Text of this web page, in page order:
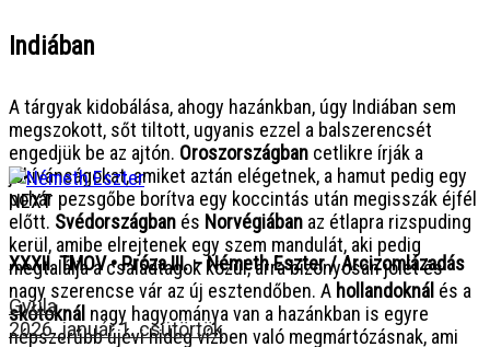
Indiában
A tárgyak kidobálása, ahogy hazánkban, úgy Indiában sem
megszokott, sőt tiltott, ugyanis ezzel a balszerencsét
engedjük be az ajtón. Oroszországban cetlikre írják a
jókívánságokat, amiket aztán elégetnek, a hamut pedig egy
pohár pezsgőbe borítva egy koccintás után megisszák éjfél
előtt. Svédországban és Norvégiában az étlapra rizspuding
kerül, amibe elrejtenek egy szem mandulát, aki pedig
megtalálja a családtagok közül, arra bizonyosan jólét és
nagy szerencse vár az új esztendőben. A hollandoknál és a
skótoknál nagy hagyománya van a hazánkban is egyre
népszerűbb újévi hideg vízben való megmártózásnak, ami
NEXT
XXXII. TMOV • Próza III. – Németh Eszter / Arcizomlázadás
Gyula
2026. január 1. csütörtök